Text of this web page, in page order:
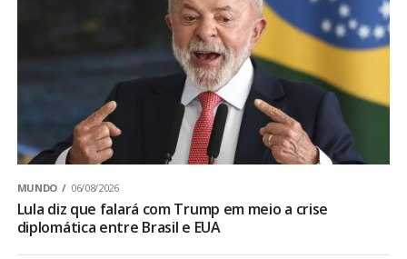
MUNDO 06/08/2026
Lula diz que falará com Trump em meio a crise
diplomática entre Brasil e EUA